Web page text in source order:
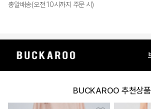
총알배송(오전 10시까지 주문 시)
BUCKAROO 추천상품